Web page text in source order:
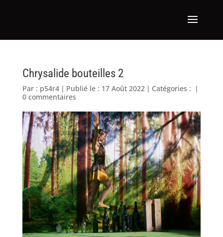
Chrysalide bouteilles 2
Par : p54r4 | Publié le : 17 Août 2022 | Catégories : |
0 commentaires